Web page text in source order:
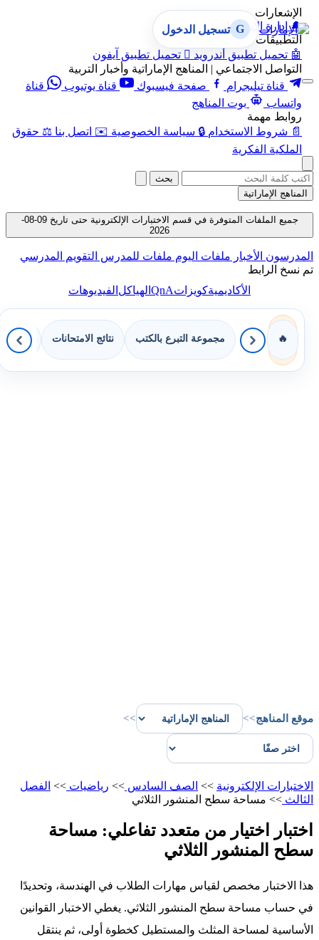
الإشعارات
🔔 إدارة الإشعارات
التطبيقات
🤖 تحميل تطبيق أندرويد  تحميل تطبيق آيفون
التواصل الاجتماعي | المناهج الإماراتية وأخبار التربية
قناة تيليجرام
صفحة فيسبوك قناة يوتيوب
قناة
واتساب
بوت المناهج
روابط مهمة
📄 شروط الاستخدام 🔒 سياسة الخصوصية ✉️ اتصل بنا ⚖️ حقوق
الملكية الفكرية
G تسجيل الدخول
بحث
المناهج الإماراتية
جميع الملفات المتوفرة في قسم الاختبارات الإلكترونية حتى تاريخ 09-08-
2026
المدرسون الأخبار ملفات اليوم ملفات للمدرس التقويم المدرسي
تم نسخ الرابط
الأكاديميةكويزاتQnAالهياكل الفيديوهات
🔥 مجموعة التبرع بالكتب نتائج الامتحانات
موقع المناهج>>
>>
الاختبارات الإلكترونية >> الصف السادس >> رياضيات >> الفصل
الثالث >> مساحة سطح المنشور الثلاثي
اختبار اختيار من متعدد تفاعلي: مساحة
سطح المنشور الثلاثي
هذا الاختبار مخصص لقياس مهارات الطلاب في الهندسة، وتحديدًا
في حساب مساحة سطح المنشور الثلاثي. يغطي الاختبار القوانين
الأساسية لمساحة المثلث والمستطيل كخطوة أولى، ثم ينتقل